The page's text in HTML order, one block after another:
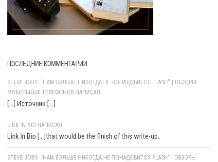
ПОСЛЕДНИЕ КОММЕНТАРИИ
STEVE JOBS: "НАМ БОЛЬШЕ НИКОГДА НЕ ПОНАДОБИТСЯ FLASH" | ОБЗОРЫ
МОБИЛЬНЫХ ТЕЛЕФОНОВ НАПИСАЛ:
[…] Источник […]
LINK IN BIO НАПИСАЛ:
Link In Bio [...]that would be the finish of this write-up.
STEVE JOBS: “НАМ БОЛЬШЕ НИКОГДА НЕ ПОНАДОБИТСЯ FLASH” | ОБЗОРЫ